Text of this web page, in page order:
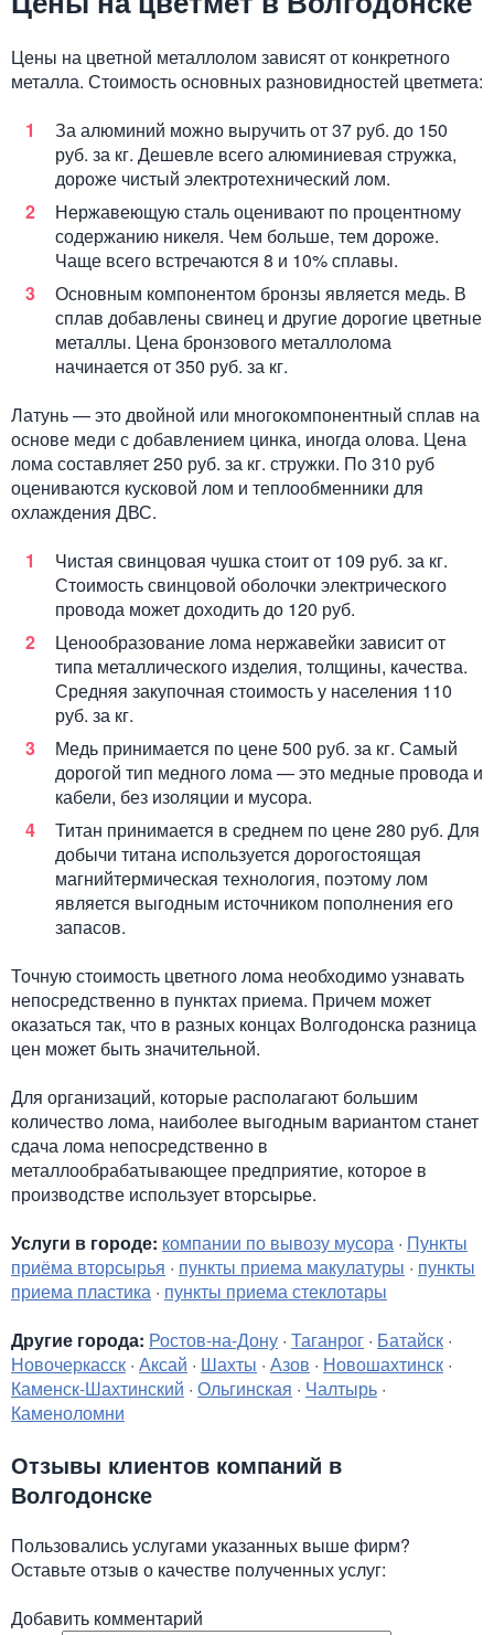
Цены на цветной металлолом зависят от конкретного
металла. Стоимость основных разновидностей цветмета:
За алюминий можно выручить от 37 руб. до 150
руб. за кг. Дешевле всего алюминиевая стружка,
дороже чистый электротехнический лом.
Нержавеющую сталь оценивают по процентному
содержанию никеля. Чем больше, тем дороже.
Чаще всего встречаются 8 и 10% сплавы.
Основным компонентом бронзы является медь. В
сплав добавлены свинец и другие дорогие цветные
металлы. Цена бронзового металлолома
начинается от 350 руб. за кг.
Латунь — это двойной или многокомпонентный сплав на
основе меди с добавлением цинка, иногда олова. Цена
лома составляет 250 руб. за кг. стружки. По 310 руб
оцениваются кусковой лом и теплообменники для
охлаждения ДВС.
Чистая свинцовая чушка стоит от 109 руб. за кг.
Стоимость свинцовой оболочки электрического
провода может доходить до 120 руб.
Ценообразование лома нержавейки зависит от
типа металлического изделия, толщины, качества.
Средняя закупочная стоимость у населения 110
руб. за кг.
Медь принимается по цене 500 руб. за кг. Самый
дорогой тип медного лома — это медные провода и
кабели, без изоляции и мусора.
Титан принимается в среднем по цене 280 руб. Для
добычи титана используется дорогостоящая
магнийтермическая технология, поэтому лом
является выгодным источником пополнения его
запасов.
Точную стоимость цветного лома необходимо узнавать
непосредственно в пунктах приема. Причем может
оказаться так, что в разных концах Волгодонска разница
цен может быть значительной.
Для организаций, которые располагают большим
количество лома, наиболее выгодным вариантом станет
сдача лома непосредственно в
металлообрабатывающее предприятие, которое в
производстве использует вторсырье.
Услуги в городе: компании по вывозу мусора · Пункты
приёма вторсырья · пункты приема макулатуры · пункты
приема пластика · пункты приема стеклотары
Другие города: Ростов-на-Дону · Таганрог · Батайск ·
Новочеркасск · Аксай · Шахты · Азов · Новошахтинск ·
Каменск-Шахтинский · Ольгинская · Чалтырь ·
Каменоломни
Отзывы клиентов компаний в
Волгодонске
Пользовались услугами указанных выше фирм?
Оставьте отзыв о качестве полученных услуг:
Добавить комментарий